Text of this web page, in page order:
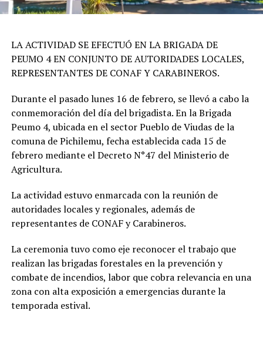
LA ACTIVIDAD SE EFECTUÓ EN LA BRIGADA DE
PEUMO 4 EN CONJUNTO DE AUTORIDADES LOCALES,
REPRESENTANTES DE CONAF Y CARABINEROS.
Durante el pasado lunes 16 de febrero, se llevó a cabo la
conmemoración del día del brigadista. En la Brigada
Peumo 4, ubicada en el sector Pueblo de Viudas de la
comuna de Pichilemu, fecha establecida cada 15 de
febrero mediante el Decreto N°47 del Ministerio de
Agricultura.
La actividad estuvo enmarcada con la reunión de
autoridades locales y regionales, además de
representantes de CONAF y Carabineros.
La ceremonia tuvo como eje reconocer el trabajo que
realizan las brigadas forestales en la prevención y
combate de incendios, labor que cobra relevancia en una
zona con alta exposición a emergencias durante la
temporada estival.